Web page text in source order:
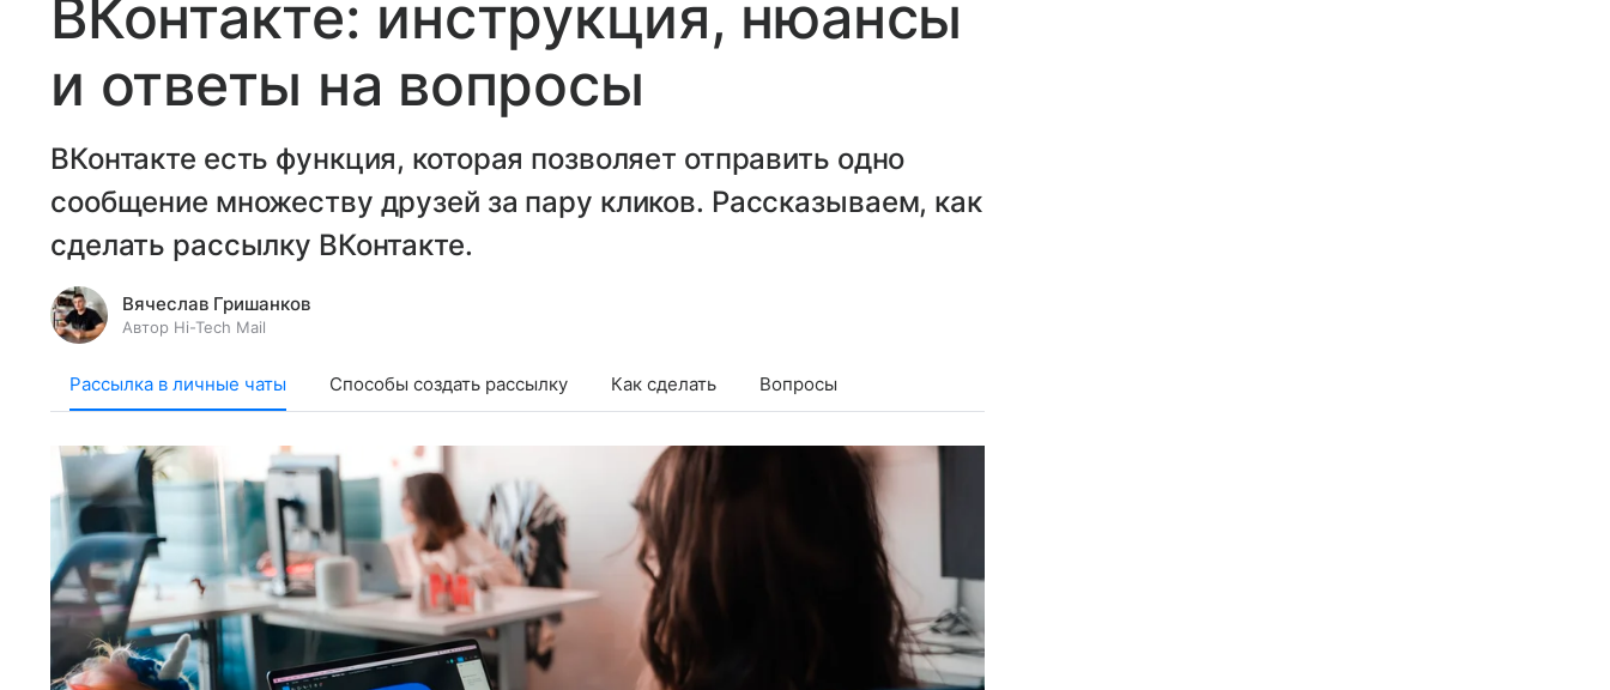
ВКонтакте: инструкция, нюансы
и ответы на вопросы
ВКонтакте есть функция, которая позволяет отправить одно
сообщение множеству друзей за пару кликов. Рассказываем, как
сделать рассылку ВКонтакте.
Вячеслав Гришанков
Автор Hi-Tech Mail
Рассылка в личные чаты Cпособы создать рассылку Как сделать Вопросы